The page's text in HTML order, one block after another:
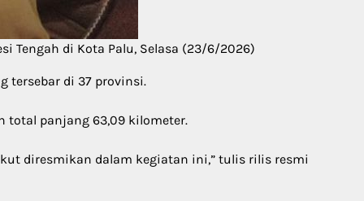
Tengah di Kota Palu, Selasa (23/6/2026)
tersebar di 37 provinsi.
total panjang 63,09 kilometer.
diresmikan dalam kegiatan ini,” tulis rilis resmi